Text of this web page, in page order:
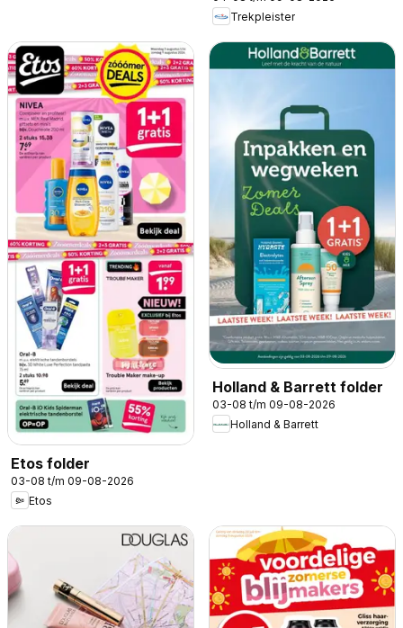
Trekpleister
Etos folder
03-08 t/m 09-08-2026
Etos
Holland & Barrett folder
03-08 t/m 09-08-2026
Holland & Barrett